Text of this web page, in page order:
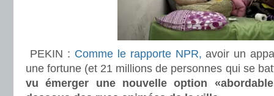
PEKIN : Comme le rapporte NPR, avoir un
une fortune (et 21 millions de personnes qui se
vu émerger une nouvelle option